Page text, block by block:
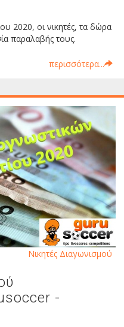
2020, οι νικητές, τα δώρα
παραλαβής τους.
περισσότερα...
-
Νικητές Διαγωνισμού